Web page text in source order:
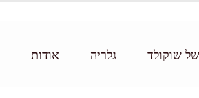
שוקולד גלריה אודות